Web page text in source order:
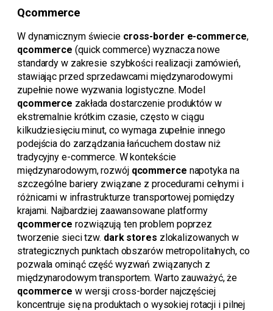
Qcommerce
W dynamicznym świecie cross-border e-commerce,
qcommerce (quick commerce) wyznacza nowe
standardy w zakresie szybkości realizacji zamówień,
stawiając przed sprzedawcami międzynarodowymi
zupełnie nowe wyzwania logistyczne. Model
qcommerce zakłada dostarczenie produktów w
ekstremalnie krótkim czasie, często w ciągu
kilkudziesięciu minut, co wymaga zupełnie innego
podejścia do zarządzania łańcuchem dostaw niż
tradycyjny e-commerce. W kontekście
międzynarodowym, rozwój qcommerce napotyka na
szczególne bariery związane z procedurami celnymi i
różnicami w infrastrukturze transportowej pomiędzy
krajami. Najbardziej zaawansowane platformy
qcommerce rozwiązują ten problem poprzez
tworzenie sieci tzw. dark stores zlokalizowanych w
strategicznych punktach obszarów metropolitalnych, co
pozwala ominąć część wyzwań związanych z
międzynarodowym transportem. Warto zauważyć, że
qcommerce w wersji cross-border najczęściej
koncentruje się na produktach o wysokiej rotacji i pilnej